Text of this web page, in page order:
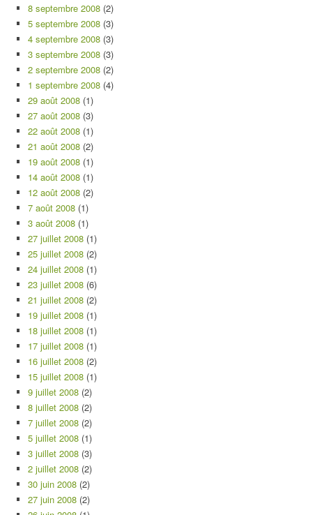
8 septembre 2008 (2)
5 septembre 2008 (3)
4 septembre 2008 (3)
3 septembre 2008 (3)
2 septembre 2008 (2)
1 septembre 2008 (4)
29 août 2008 (1)
27 août 2008 (3)
22 août 2008 (1)
21 août 2008 (2)
19 août 2008 (1)
14 août 2008 (1)
12 août 2008 (2)
7 août 2008 (1)
3 août 2008 (1)
27 juillet 2008 (1)
25 juillet 2008 (2)
24 juillet 2008 (1)
23 juillet 2008 (6)
21 juillet 2008 (2)
19 juillet 2008 (1)
18 juillet 2008 (1)
17 juillet 2008 (1)
16 juillet 2008 (2)
15 juillet 2008 (1)
9 juillet 2008 (2)
8 juillet 2008 (2)
7 juillet 2008 (2)
5 juillet 2008 (1)
3 juillet 2008 (3)
2 juillet 2008 (2)
30 juin 2008 (2)
27 juin 2008 (2)